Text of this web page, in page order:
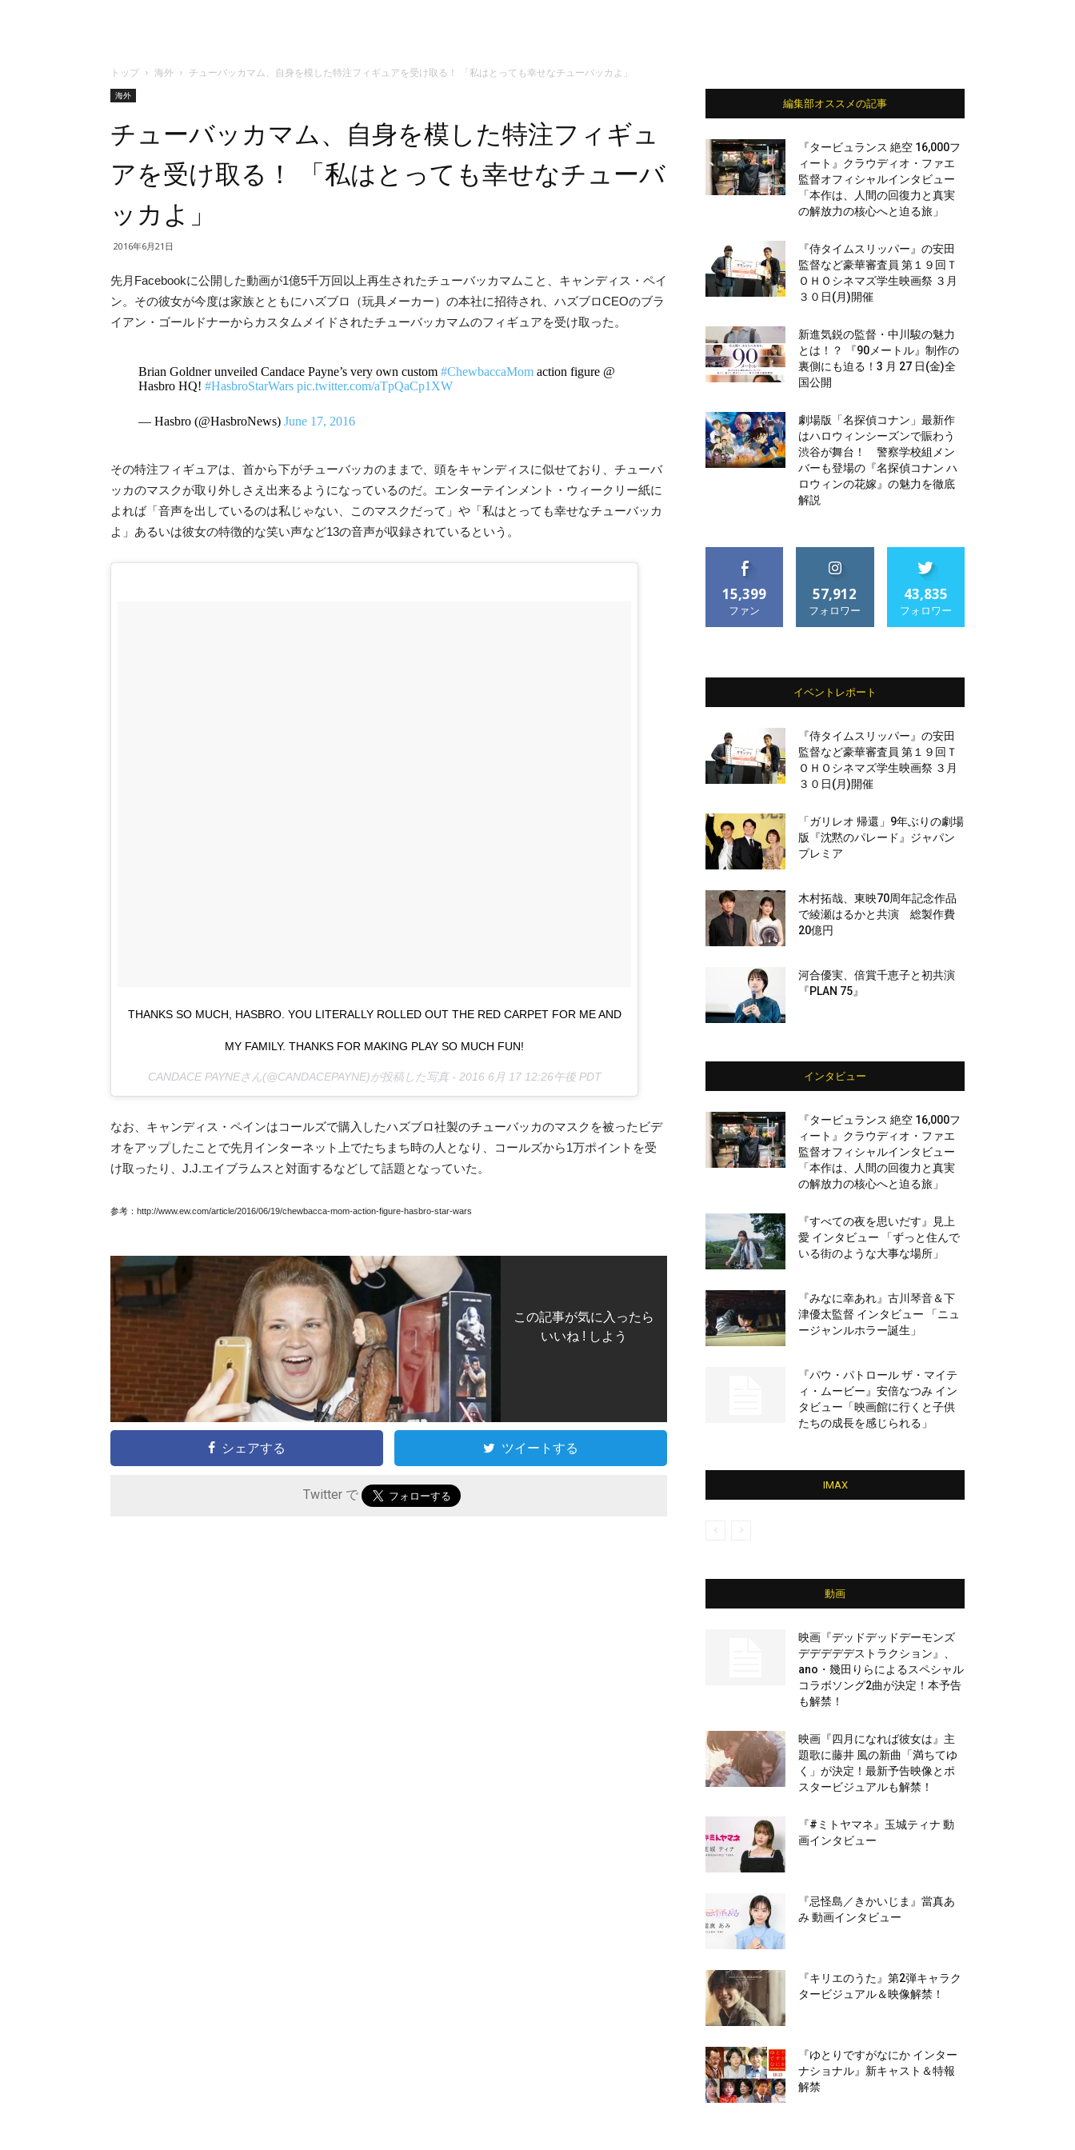
トップ 海外 チューバッカマム、自身を模した特注フィギュアを受け取る！ 「私はとっても幸せなチューバッカよ」
海外
チューバッカマム、自身を模した特注フィギュ
アを受け取る！ 「私はとっても幸せなチューバ
ッカよ」
2016年6月21日
先月Facebookに公開した動画が1億5千万回以上再生されたチューバッカマムこと、キャンディス・ペイ
ン。その彼女が今度は家族とともにハズブロ（玩具メーカー）の本社に招待され、ハズブロCEOのブラ
イアン・ゴールドナーからカスタムメイドされたチューバッカマムのフィギュアを受け取った。
Brian Goldner unveiled Candace Payne’s very own custom #ChewbaccaMomaction figure @
Hasbro HQ! #HasbroStarWars pic.twitter.com/aTpQaCp1XW
— Hasbro (@HasbroNews) June 17, 2016
その特注フィギュアは、首から下がチューバッカのままで、頭をキャンディスに似せており、チューバ
ッカのマスクが取り外しさえ出来るようになっているのだ。エンターテインメント・ウィークリー紙に
よれば「音声を出しているのは私じゃない、このマスクだって」や「私はとっても幸せなチューバッカ
よ」あるいは彼女の特徴的な笑い声など13の音声が収録されているという。
THANKS SO MUCH, HASBRO. YOU LITERALLY ROLLED OUT THE RED CARPET FOR ME AND
MY FAMILY. THANKS FOR MAKING PLAY SO MUCH FUN!
CANDACE PAYNEさん(@CANDACEPAYNE)が投稿した写真 - 2016 6月 17 12:26午後 PDT
なお、キャンディス・ペインはコールズで購入したハズブロ社製のチューバッカのマスクを被ったビデ
オをアップしたことで先月インターネット上でたちまち時の人となり、コールズから1万ポイントを受
け取ったり、J.J.エイブラムスと対面するなどして話題となっていた。
参考：http://www.ew.com/article/2016/06/19/chewbacca-mom-action-figure-hasbro-star-wars
この記事が気に入ったら
いいね ! しよう
シェアする ツイートする
Twitter で
編集部オススメの記事
『タービュランス 絶空 16,000フ
ィート』クラウディオ・ファエ
監督オフィシャルインタビュー
「本作は、人間の回復力と真実
の解放力の核心へと迫る旅」
『侍タイムスリッパー』の安田
監督など豪華審査員 第１９回Ｔ
ＯＨＯシネマズ学生映画祭 ３月
３０日(月)開催
新進気鋭の監督・中川駿の魅力
とは！？ 『90メートル』制作の
裏側にも迫る！3 月 27 日(金)全
国公開
劇場版「名探偵コナン」最新作
はハロウィンシーズンで賑わう
渋谷が舞台！ 警察学校組メン
バーも登場の『名探偵コナン ハ
ロウィンの花嫁』の魅力を徹底
解説
15,399
ファン
57,912
フォロワー
43,835
フォロワー
イベントレポート
『侍タイムスリッパー』の安田
監督など豪華審査員 第１９回Ｔ
ＯＨＯシネマズ学生映画祭 ３月
３０日(月)開催
「ガリレオ 帰還」9年ぶりの劇場
版『沈黙のパレード』ジャパン
プレミア
木村拓哉、東映70周年記念作品
で綾瀬はるかと共演 総製作費
20億円
河合優実、倍賞千恵子と初共演
『PLAN 75』
インタビュー
『タービュランス 絶空 16,000フ
ィート』クラウディオ・ファエ
監督オフィシャルインタビュー
「本作は、人間の回復力と真実
の解放力の核心へと迫る旅」
『すべての夜を思いだす』見上
愛 インタビュー 「ずっと住んで
いる街のような大事な場所」
『みなに幸あれ』古川琴音＆下
津優太監督 インタビュー 「ニュ
ージャンルホラー誕生」
『パウ・パトロール ザ・マイテ
ィ・ムービー』安倍なつみ イン
タビュー「映画館に行くと子供
たちの成長を感じられる」
IMAX
動画
映画『デッドデッドデーモンズ
デデデデデストラクション』、
ano・幾田りらによるスペシャル
コラボソング2曲が決定！本予告
も解禁！
映画『四月になれば彼女は』主
題歌に藤井 風の新曲「満ちてゆ
く」が決定！最新予告映像とポ
スタービジュアルも解禁！
『#ミトヤマネ』玉城ティナ 動
画インタビュー
『忌怪島／きかいじま』當真あ
み 動画インタビュー
『キリエのうた』第2弾キャラク
タービジュアル＆映像解禁！
『ゆとりですがなにか インター
ナショナル』新キャスト＆特報
解禁